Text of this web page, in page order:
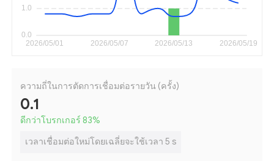
ความถี่ในการตัดการเชื่อมต่อรายวัน (ครั้ง)
0.1
ดีกว่าโบรกเกอร์ 83%
เวลาเชื่อมต่อใหม่โดยเฉลี่ยจะใช้เวลา 5 s